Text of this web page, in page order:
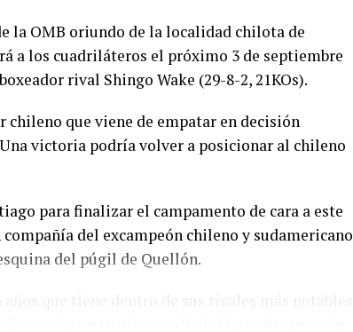
la OMB oriundo de la localidad chilota de
a los cuadriláteros el próximo 3 de septiembre
rival Shingo Wake (29-8-2, 21KOs).
chileno que viene de empatar en decisión
victoria podría volver a posicionar al chileno
para finalizar el campamento de cara a este
del excampeón chileno y sudamericano
del púgil de Quellón.